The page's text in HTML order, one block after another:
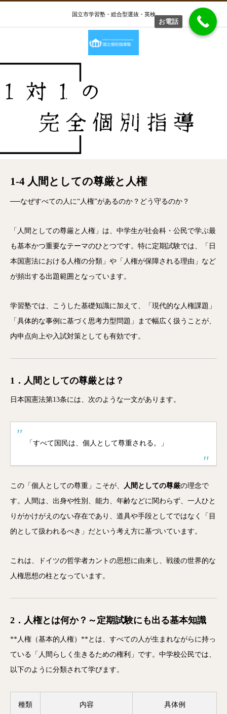
国立市学習塾・総合型選抜・英検
1-4 人間としての尊厳と人権
1-4 人間としての尊厳と人権
1-4 人間としての尊厳と人権
──なぜすべての人に“人権”があるのか？どう守るのか？
「人間としての尊厳と人権」は、中学生が社会科・公民で学ぶ最
も基本かつ重要なテーマのひとつです。特に定期試験では、「日
本国憲法における人権の分類」や「人権が保障される理由」など
が頻出する出題範囲となっています。
学習塾では、こうした基礎知識に加えて、「現代的な人権課題」
「具体的な事例に基づく思考力型問題」まで幅広く扱うことが、
内申点向上や入試対策としても有効です。
1．人間としての尊厳とは？
日本国憲法第13条には、次のような一文があります。
「すべて国民は、個人として尊重される。」
この「個人としての尊重」こそが、 人間としての尊厳の理念で
す。人間は、出身や性別、能力、年齢などに関わらず、一人ひと
りがかけがえのない存在であり、道具や手段としてではなく「目
的として扱われるべき」だという考え方に基づいています。
これは、ドイツの哲学者カントの思想に由来し、戦後の世界的な
人権思想の柱となっています。
2．人権とは何か？～定期試験にも出る基本知識
**人権（基本的人権）**とは、すべての人が生まれながらに持っ
ている「人間らしく生きるための権利」です。中学校公民では、
以下のように分類されて学びます。
種類 内容 具体例
お電話